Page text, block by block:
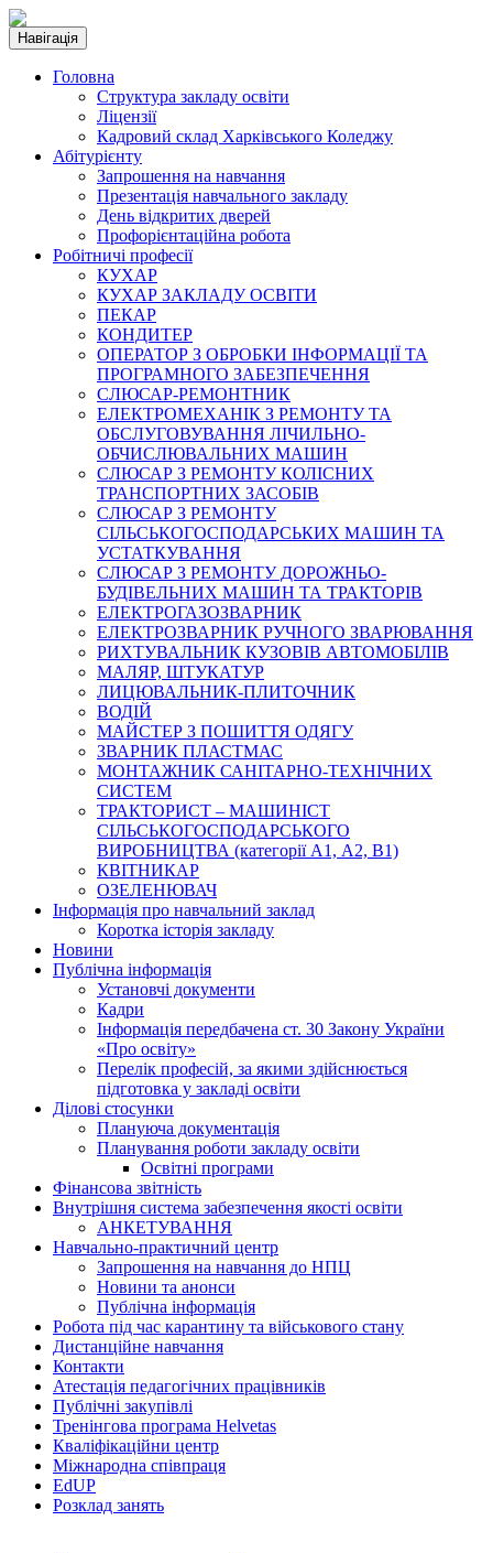
Навігація
Головна
Структура закладу освіти
Ліцензії
Кадровий склад Харківського Коледжу
Абітурієнту
Запрошення на навчання
Презентація навчального закладу
День відкритих дверей
Профорієнтаційна робота
Робітничі професії
КУХАР
КУХАР ЗАКЛАДУ ОСВІТИ
ПЕКАР
КОНДИТЕР
ОПЕРАТОР З ОБРОБКИ ІНФОРМАЦІЇ ТА
ПРОГРАМНОГО ЗАБЕЗПЕЧЕННЯ
СЛЮСАР-РЕМОНТНИК
ЕЛЕКТРОМЕХАНІК З РЕМОНТУ ТА
ОБСЛУГОВУВАННЯ ЛІЧИЛЬНО-
ОБЧИСЛЮВАЛЬНИХ МАШИН
СЛЮСАР З РЕМОНТУ КОЛІСНИХ
ТРАНСПОРТНИХ ЗАСОБІВ
СЛЮСАР З РЕМОНТУ
СІЛЬСЬКОГОСПОДАРСЬКИХ МАШИН ТА
УСТАТКУВАННЯ
СЛЮСАР З РЕМОНТУ ДОРОЖНЬО-
БУДІВЕЛЬНИХ МАШИН ТА ТРАКТОРІВ
ЕЛЕКТРОГАЗОЗВАРНИК
ЕЛЕКТРОЗВАРНИК РУЧНОГО ЗВАРЮВАННЯ
РИХТУВАЛЬНИК КУЗОВІВ АВТОМОБІЛІВ
МАЛЯР, ШТУКАТУР
ЛИЦЮВАЛЬНИК-ПЛИТОЧНИК
ВОДІЙ
МАЙСТЕР З ПОШИТТЯ ОДЯГУ
ЗВАРНИК ПЛАСТМАС
МОНТАЖНИК САНІТАРНО-ТЕХНІЧНИХ
СИСТЕМ
ТРАКТОРИСТ – МАШИНІСТ
СІЛЬСЬКОГОСПОДАРСЬКОГО
ВИРОБНИЦТВА (категорії А1, А2, В1)
КВІТНИКАР
ОЗЕЛЕНЮВАЧ
Інформація про навчальний заклад
Коротка історія закладу
Новини
Публічна інформація
Установчі документи
Кадри
Інформація передбачена ст. 30 Закону України
«Про освіту»
Перелік професій, за якими здійснюється
підготовка у закладі освіти
Ділові стосунки
Плануюча документація
Планування роботи закладу освіти
Освітні програми
Фінансова звітність
Внутрішня система забезпечення якості освіти
АНКЕТУВАННЯ
Навчально-практичний центр
Запрошення на навчання до НПЦ
Новини та анонси
Публічна інформація
Робота під час карантину та військового стану
Дистанційне навчання
Контакти
Атестація педагогічних працівників
Публічні закупівлі
Тренінгова програма Helvetas
Кваліфікаційни центр
Міжнародна співпраця
EdUР
Розклад занять